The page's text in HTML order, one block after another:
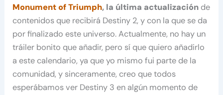
Monument of Triumph, la última actualización de
contenidos que recibirá Destiny 2, y con la que se da
por finalizado este universo. Actualmente, no hay un
tráiler bonito que añadir, pero sí que quiero añadirlo
a este calendario, ya que yo mismo fui parte de la
comunidad, y sinceramente, creo que todos
esperábamos ver Destiny 3 en algún momento de